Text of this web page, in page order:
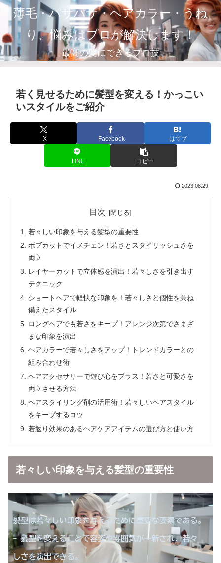
薄毛・パサパサ・ヘアカラー・うね
り、悩みはプロが解決します！
最高の髪にできるプロ技
若く見せるために髪型を変える！かっこい
いスタイルをご紹介
X Facebook はてブ
LINE コピー
2023.08.29
目次
若々しい印象を与える髪型の重要性
ボブカットでイメチェン！若さとスタイリッシュさを
両立
レイヤーカットで立体感を演出！若々しさを引き出す
テクニック
ショートヘアで軽快な印象を！若々しさと個性を兼ね
備えたスタイル
ロングヘアでも若さをキープ！アレンジ次第でさまざ
まな印象を演出
ヘアカラーで若々しさをアップ！トレンドカラーとの
組み合わせ術
ヘアアクセサリーで遊び心をプラス！若さと可愛さを
両立させる方法
ヘアスタイリング剤の活用術！若々しいヘアスタイル
をキープするコツ
若返り効果のあるヘアケアアイテムの選び方と使い方
若々しい印象を与える髪型の重要性